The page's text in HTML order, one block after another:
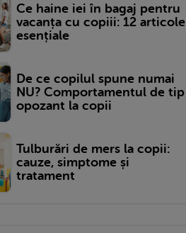
Ce haine iei în bagaj pentru
vacanța cu copiii: 12 articole
esențiale
De ce copilul spune numai
NU? Comportamentul de tip
opozant la copii
Tulburări de mers la copii:
cauze, simptome și
tratament